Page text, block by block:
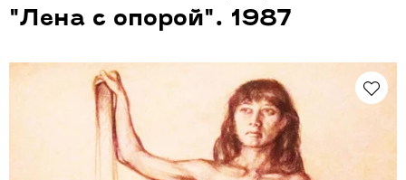
"Лена с опорой". 1987